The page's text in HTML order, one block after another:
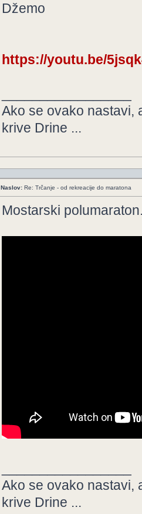
Džemo
https://youtu.be/
Ako se ovako nastavi,
krive Drine ...
Naslov: Re: Trčanje - od rekreacije do maratona
Mostarski
Ako se ovako nastavi,
krive Drine ...